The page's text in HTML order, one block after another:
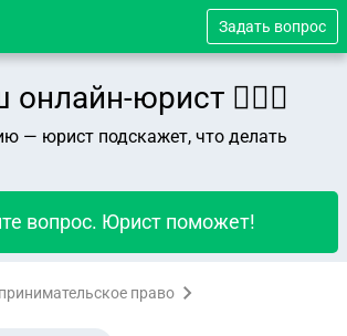
Задать вопрос
юрист 👨🏻‍⚖️
— юрист подскажет, что делать
вопрос. Юрист поможет!
право